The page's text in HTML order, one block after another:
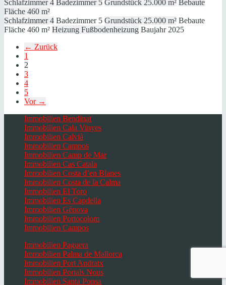
Schlafzimmer 4 Badezimmer 5 Grundstück 25.000 m² Bebaute
Fläche 460 m²
Schlafzimmer 4 Badezimmer 5 Grundstück 25.000 m² Bebaute
Fläche 460 m² Heizung Fußbodenheizung Baujahr 2025
← Zurück
1
2
3
4
5
Vor →
Immobilien Bendinat
Immobilien Cala Vinyes
Immobilien Calvià
Immobilien Campos
Immobilien Camp de Mar
Immobilien Cas Catala
Immobilien Costa d’en Blanes
Immobilien Costa de la Calma
Immobilien El Toro
Immobilien Es Capdella
Immobilien Génova
Immobilien Portocolom
Immobilien Campos
Immobilien Paguera
Immobilien Palma de Mallorca
Immobilien Port Andratx
Immobilien Portals Nous
Immobilien Santa Ponsa